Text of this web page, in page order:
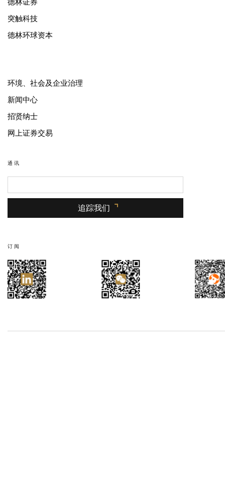
德林证券
突触科技
德林环球资本
环境、社会及企业治理
新闻中心
招贤纳士
网上证券交易
通讯
追踪我们
订阅